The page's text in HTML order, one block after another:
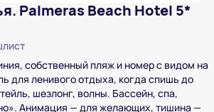
Palmeras Beach Hotel 5*
собственный пляж и номер с видом на
для ленивого отдыха, когда спишь до
шезлонг, волны. Бассейн, спа,
Анимация — для желающих, тишина —